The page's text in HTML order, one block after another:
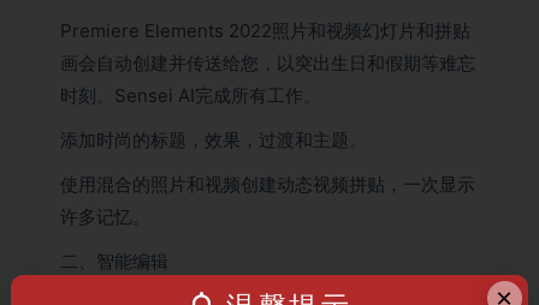
Premiere Elements 2022照片和视频幻灯片和拼贴
画会自动创建并传送给您，以突出生日和假期等难忘
时刻。Sensei AI完成所有工作。
添加时尚的标题，效果，过渡和主题。
使用混合的照片和视频创建动态视频拼贴，一次显示
许多记忆。
二、智能编辑
×